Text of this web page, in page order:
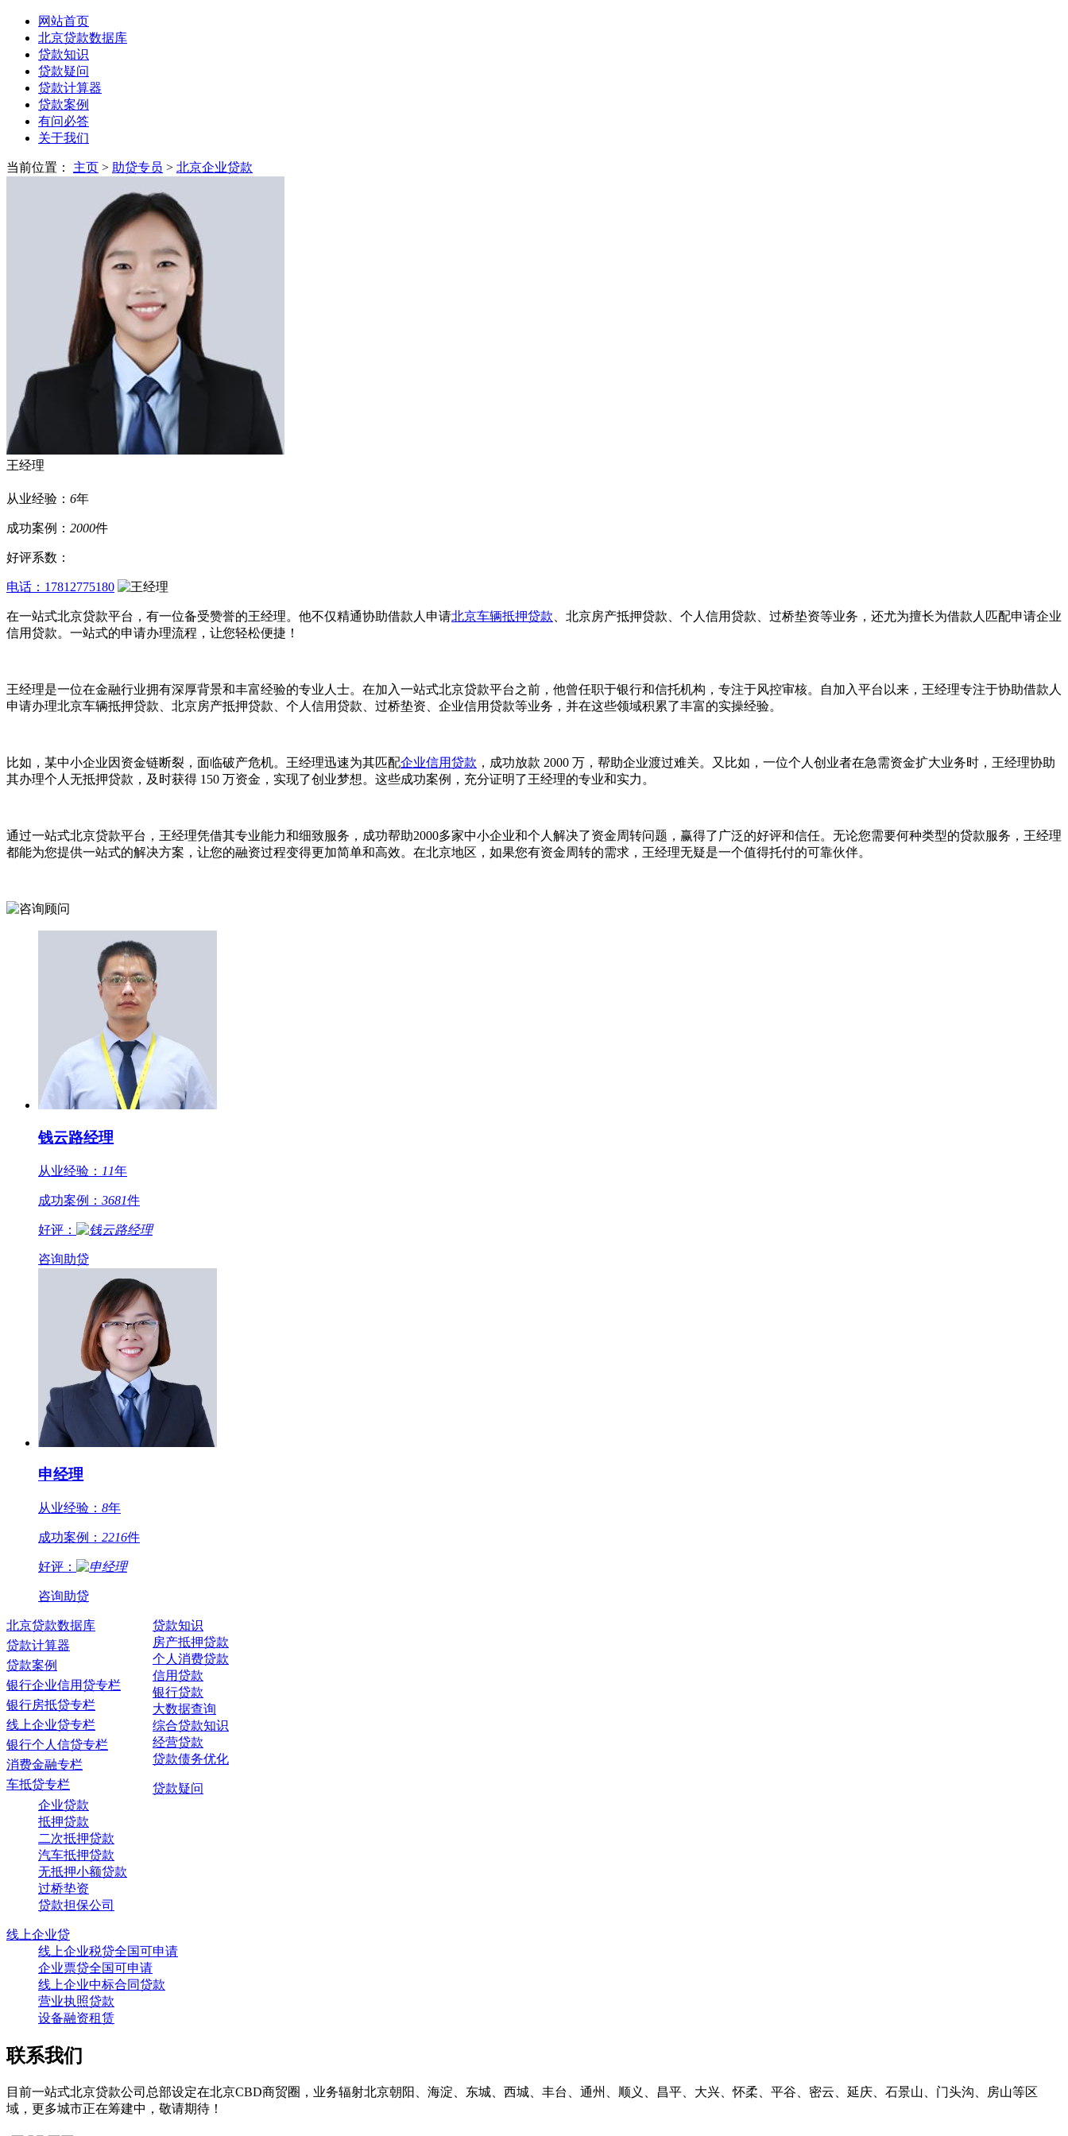
网站首页
北京贷款数据库
贷款知识
贷款疑问
贷款计算器
贷款案例
有问必答
关于我们
当前位置： 主页 > 助贷专员 > 北京企业贷款
王经理
从业经验： 6年
成功案例： 2000件
好评系数：
电话：17812775180
在一站式北京贷款平台，有一位备受赞誉的王经理。他不仅精通协助借款人申请北京车辆抵押贷款 、北京房产抵押贷款、个人信用贷款、过桥垫资等业务，还尤为擅长为借款人匹配申请企业
信用贷款。一站式的申请办理流程，让您轻松便捷！
王经理是一位在金融行业拥有深厚背景和丰富经验的专业人士。在加入一站式北京贷款平台之前，他曾任职于银行和信托机构，专注于风控审核。自加入平台以来，王经理专注于协助借款人
申请办理北京车辆抵押贷款、北京房产抵押贷款、个人信用贷款、过桥垫资、企业信用贷款等业务，并在这些领域积累了丰富的实操经验。
比如，某中小企业因资金链断裂，面临破产危机。王经理迅速为其匹配企业信用贷款 ，成功放款 2000 万，帮助企业渡过难关。又比如，一位个人创业者在急需资金扩大业务时，王经理协助
其办理个人无抵押贷款，及时获得 150 万资金，实现了创业梦想。这些成功案例，充分证明了王经理的专业和实力。
通过一站式北京贷款平台，王经理凭借其专业能力和细致服务，成功帮助2000多家中小企业和个人解决了资金周转问题，赢得了广泛的好评和信任。无论您需要何种类型的贷款服务，王经理
都能为您提供一站式的解决方案，让您的融资过程变得更加简单和高效。在北京地区，如果您有资金周转的需求，王经理无疑是一个值得托付的可靠伙伴。
钱云路经理
从业经验： 11年
成功案例： 3681件
好评：
咨询助贷
申经理
从业经验： 8年
成功案例： 2216件
好评：
咨询助贷
北京贷款数据库
贷款计算器
贷款案例
银行企业信用贷专栏
银行房抵贷专栏
线上企业贷专栏
银行个人信贷专栏
消费金融专栏
车抵贷专栏
贷款知识
房产抵押贷款
个人消费贷款
信用贷款
银行贷款
大数据查询
综合贷款知识
经营贷款
贷款债务优化
贷款疑问
企业贷款
抵押贷款
二次抵押贷款
汽车抵押贷款
无抵押小额贷款
过桥垫资
贷款担保公司
线上企业贷
线上企业税贷全国可申请
企业票贷全国可申请
线上企业中标合同贷款
营业执照贷款
设备融资租赁
联系我们
目前一站式北京贷款公司总部设定在北京CBD商贸圈，业务辐射北京朝阳、海淀、东城、西城、丰台、通州、顺义、昌平、大兴、怀柔、平谷、密云、延庆、石景山、门头沟、房山等区
域，更多城市正在筹建中，敬请期待！